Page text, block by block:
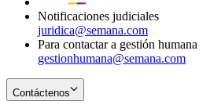
Notificaciones judiciales
juridica@semana.com
Para contactar a gestión humana
gestionhumana@semana.com
Contáctenos